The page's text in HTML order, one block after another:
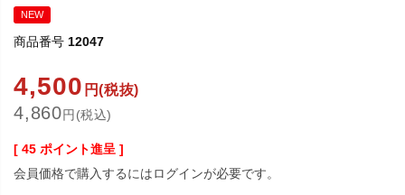
NEW
商品番号 12047
4,500 円(税抜)
4,860円(税込)
[ 45 ポイント進呈 ]
会員価格で購入するにはログインが必要です。